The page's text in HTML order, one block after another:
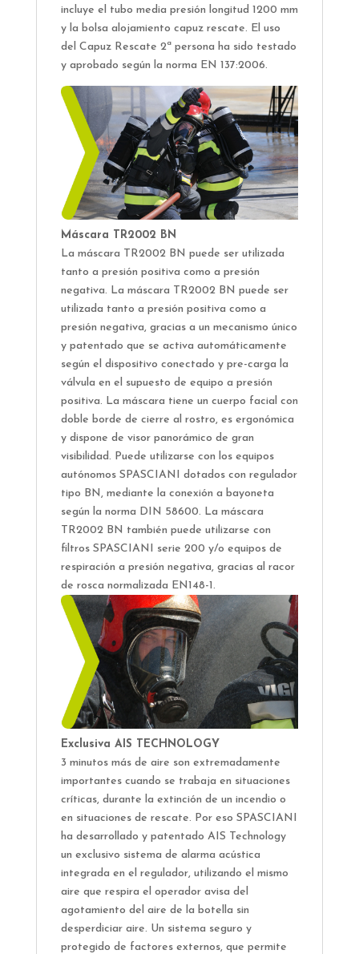
incluye el tubo media presión longitud 1200 mm
y la bolsa alojamiento capuz rescate. El uso
del Capuz Rescate 2ª persona ha sido testado
y aprobado según la norma EN 137:2006.
Máscara TR2002 BN
La máscara TR2002 BN puede ser utilizada
tanto a presión positiva como a presión
negativa. La máscara TR2002 BN puede ser
utilizada tanto a presión positiva como a
presión negativa, gracias a un mecanismo único
y patentado que se activa automáticamente
según el dispositivo conectado y pre-carga la
válvula en el supuesto de equipo a presión
positiva. La máscara tiene un cuerpo facial con
doble borde de cierre al rostro, es ergonómica
y dispone de visor panorámico de gran
visibilidad. Puede utilizarse con los equipos
autónomos SPASCIANI dotados con regulador
tipo BN, mediante la conexión a bayoneta
según la norma DIN 58600. La máscara
TR2002 BN también puede utilizarse con
filtros SPASCIANI serie 200 y/o equipos de
respiración a presión negativa, gracias al racor
de rosca normalizada EN148-1.
Exclusiva AIS TECHNOLOGY
3 minutos más de aire son extremadamente
importantes cuando se trabaja en situaciones
críticas, durante la extinción de un incendio o
en situaciones de rescate. Por eso SPASCIANI
ha desarrollado y patentado AIS Technology
un exclusivo sistema de alarma acústica
integrada en el regulador, utilizando el mismo
aire que respira el operador avisa del
agotamiento del aire de la botella sin
desperdiciar aire. Un sistema seguro y
protegido de factores externos, que permite